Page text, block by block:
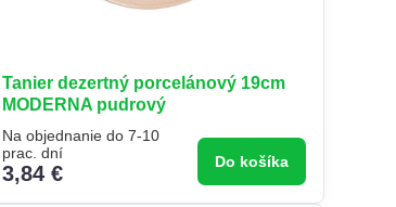
Tanier dezertný porcelánový 19cm
MODERNA pudrový
Na objednanie do 7-10
prac. dní
3,84 € Do košíka